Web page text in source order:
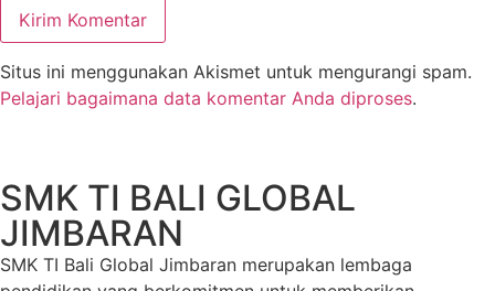
Situs ini menggunakan Akismet untuk mengurangi spam.
Pelajari bagaimana data komentar Anda diproses.
SMK TI BALI GLOBAL
JIMBARAN
SMK TI Bali Global Jimbaran merupakan lembaga